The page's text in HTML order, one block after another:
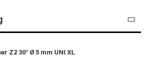
Z2 30° Ø 5 mm UNI XL